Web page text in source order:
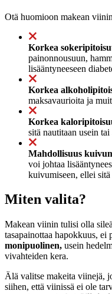
Otä huomioon makean
Korkea
painonnousuun,
lisääntyneeseen
Korkea
maksavaurioita ja
Korkea
sitä nautitaan usein
Mahdollisuus
voi johtaa
kuivumiseen, ellei
Miten valita?
Makean viinin tulisi olla
tasapainottaa hapokkuus, ei
monipuolinen, usein
vivahteiden kera.
Älä valitse makeita viinejä,
siihen, että viinissä ei ole